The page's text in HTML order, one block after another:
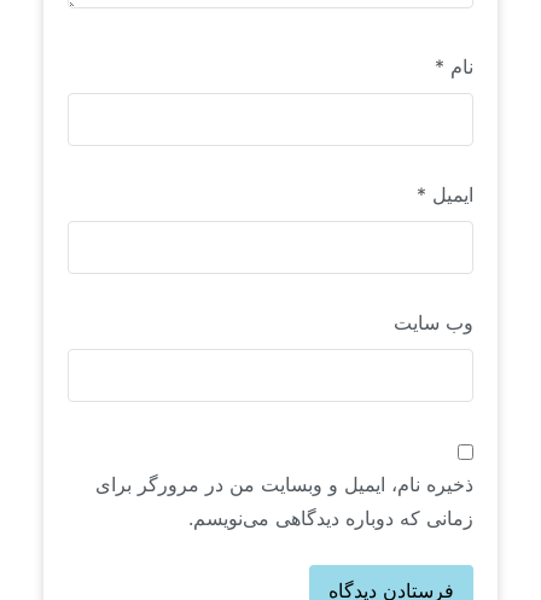
نام *
ایمیل *
وب‌ سایت
ذخیره نام، ایمیل و وبسایت من در مرورگر برای
زمانی که دوباره دیدگاهی می‌نویسم.